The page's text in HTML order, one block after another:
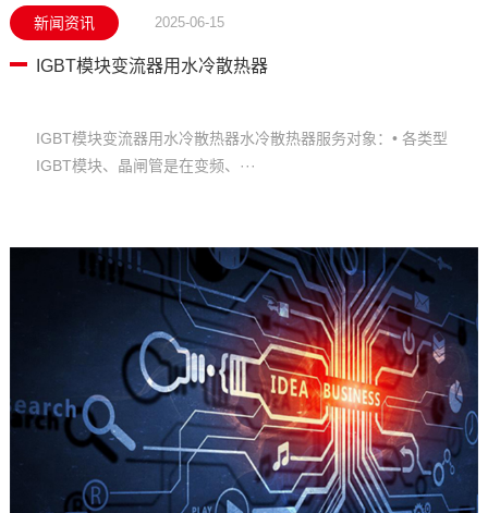
新闻资讯 2025-06-15
IGBT模块变流器用水冷散热器
IGBT模块变流器用水冷散热器水冷散热器服务对象：• 各类型
IGBT模块、晶闸管是在变频、···